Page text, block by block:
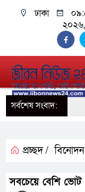
ঢাকা
২০২৬,
সর্বশেষ সংবাদ:
প্রচ্ছদ / বিনোদন
সবচেয়ে বেশি